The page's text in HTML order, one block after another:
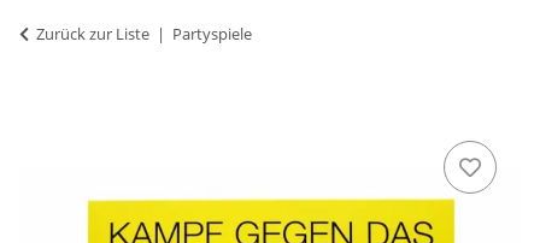
Zurück zur Liste Partyspiele